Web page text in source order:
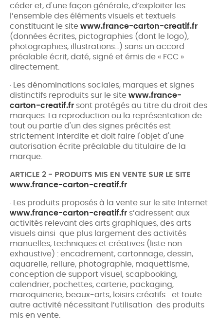
céder et, d'une façon générale, d’exploiter les
l’ensemble des éléments visuels et textuels
constituant le site www.france-carton-creatif.fr
(données écrites, pictographies (dont le logo),
photographies, illustrations…) sans un accord
préalable écrit, daté, signé et émis de « FCC »
directement.
· Les dénominations sociales, marques et signes
distinctifs reproduits sur le site www.france-
carton-creatif.fr sont protégés au titre du droit des
marques. La reproduction ou la représentation de
tout ou partie d'un des signes précités est
strictement interdite et doit faire l'objet d'une
autorisation écrite préalable du titulaire de la
marque.
ARTICLE 2 - PRODUITS MIS EN VENTE SUR LE SITE
www.france-carton-creatif.fr
· Les produits proposés à la vente sur le site Internet
www.france-carton-creatif.fr s’adressent aux
activités relevant des arts graphiques, des arts
visuels ainsi que plus largement des activités
manuelles, techniques et créatives (liste non
exhaustive) : encadrement, cartonnage, dessin,
aquarelle, reliure, photographie, maquettisme,
conception de support visuel, scapbooking,
calendrier, pochettes, carterie, packaging,
maroquinerie, beaux-arts, loisirs créatifs… et toute
autre activité nécessitant l’utilisation des produits
mis en vente.